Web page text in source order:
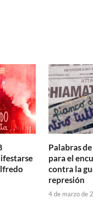
Palabras
para el
contra la
represión
4 de marzo de